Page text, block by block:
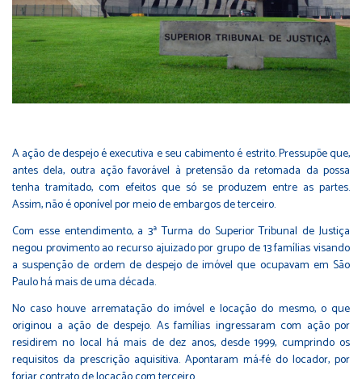
A ação de despejo é executiva e seu cabimento é estrito. Pressupõe que,
antes dela, outra ação favorável à pretensão da retomada da possa
tenha tramitado, com efeitos que só se produzem entre as partes.
Assim, não é oponível por meio de embargos de terceiro.
Com esse entendimento, a 3ª Turma do Superior Tribunal de Justiça
negou provimento ao recurso ajuizado por grupo de 13 famílias visando
a suspenção de ordem de despejo de imóvel que ocupavam em São
Paulo há mais de uma década.
No caso houve arrematação do imóvel e locação do mesmo, o que
originou a ação de despejo. As famílias ingressaram com ação por
residirem no local há mais de dez anos, desde 1999, cumprindo os
requisitos da prescrição aquisitiva. Apontaram má-fé do locador, por